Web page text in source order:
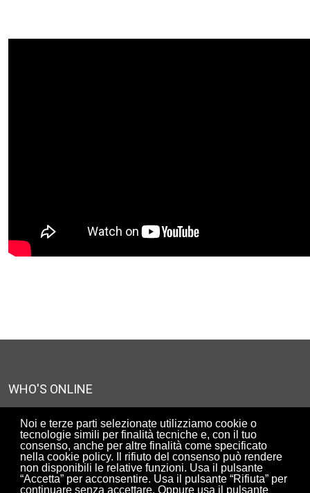
Noi e terze parti selezionate utilizziamo cookie o
tecnologie simili per finalità tecniche e, con il tuo
consenso, anche per altre finalità come specificato
nella cookie policy. Il rifiuto del consenso può rendere
non disponibili le relative funzioni. Usa il pulsante
“Accetta” per acconsentire. Usa il pulsante “Rifiuta” per
continuare senza accettare. Oppure usa il pulsante
WHO'S ONLINE
We have 2877 guests and no members online
UTENTI ISCRITTI AL SITO